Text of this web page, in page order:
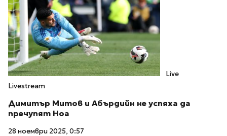
Live
Livestream
Димитър Митов и Абърдийн не успяха да
пречупят Ноа
28 ноември 2025, 0:57